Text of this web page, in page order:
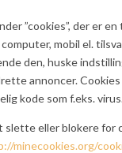
”cookies”, der er
computer, mobil el.
den, huske
annoncer. Cookies
kode som f.eks.
slette eller blokere for
minecookies.org/